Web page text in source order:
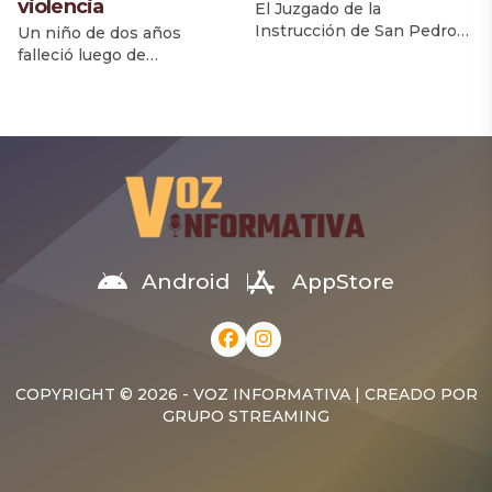
violencia
Un niño de dos años
falleció luego de
donde llegó con signos de
informaron familiares. El
menor, identificado como
Daylon Vicente Sánchez,
cerebral producto de un
El Juzgado de la
Instrucción de San Pedro
Cuevas Autoimport, tras
con elementos suficientes
juicio de fondo. La decisión
fue adoptada luego […]
Android AppStore
COPYRIGHT © 2026 - VOZ INFORMATIVA | CREADO POR
GRUPO STREAMING